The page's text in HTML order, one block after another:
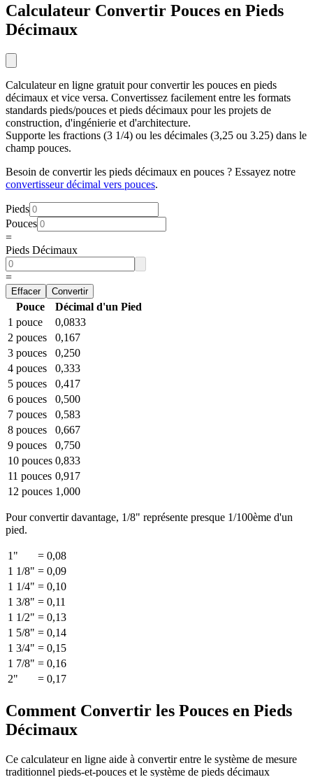
Calculateur Convertir Pouces en Pieds
Décimaux
Calculateur en ligne gratuit pour convertir les pouces en pieds
décimaux et vice versa. Convertissez facilement entre les formats
standards pieds/pouces et pieds décimaux pour les projets de
construction, d'ingénierie et d'architecture.
Supporte les fractions (3 1/4) ou les décimales (3,25 ou 3.25) dans le
champ pouces.
Besoin de convertir les pieds décimaux en pouces ? Essayez notre
convertisseur décimal vers pouces.
Pieds
Pouces
=
Pieds Décimaux
=
Effacer Convertir
Pouce
Décimal d'un Pied
1 pouce
0,0833
2 pouces
0,167
3 pouces
0,250
4 pouces
0,333
5 pouces
0,417
6 pouces
0,500
7 pouces
0,583
8 pouces
0,667
9 pouces
0,750
10 pouces 0,833
11 pouces 0,917
12 pouces 1,000
Pour convertir davantage, 1/8" représente presque 1/100ème d'un
pied.
1" = 0,08
1 1/8" = 0,09
1 1/4" = 0,10
1 3/8" = 0,11
1 1/2" = 0,13
1 5/8" = 0,14
1 3/4" = 0,15
1 7/8" = 0,16
2"
= 0,17
Comment Convertir les Pouces en Pieds
Décimaux
Ce calculateur en ligne aide à convertir entre le système de mesure
traditionnel pieds-et-pouces et le système de pieds décimaux